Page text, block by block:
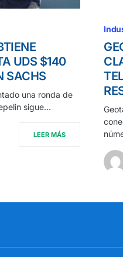
UDS $140
SACHS
una ronda de
sigue…
LEER MÁS